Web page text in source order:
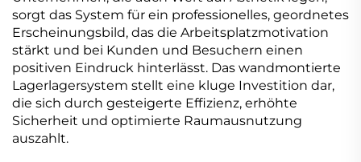
sorgt das System für ein professionelles, geordnetes
Erscheinungsbild, das die Arbeitsplatzmotivation
stärkt und bei Kunden und Besuchern einen
positiven Eindruck hinterlässt. Das wandmontierte
Lagerlagersystem stellt eine kluge Investition dar,
die sich durch gesteigerte Effizienz, erhöhte
Sicherheit und optimierte Raumausnutzung
auszahlt.